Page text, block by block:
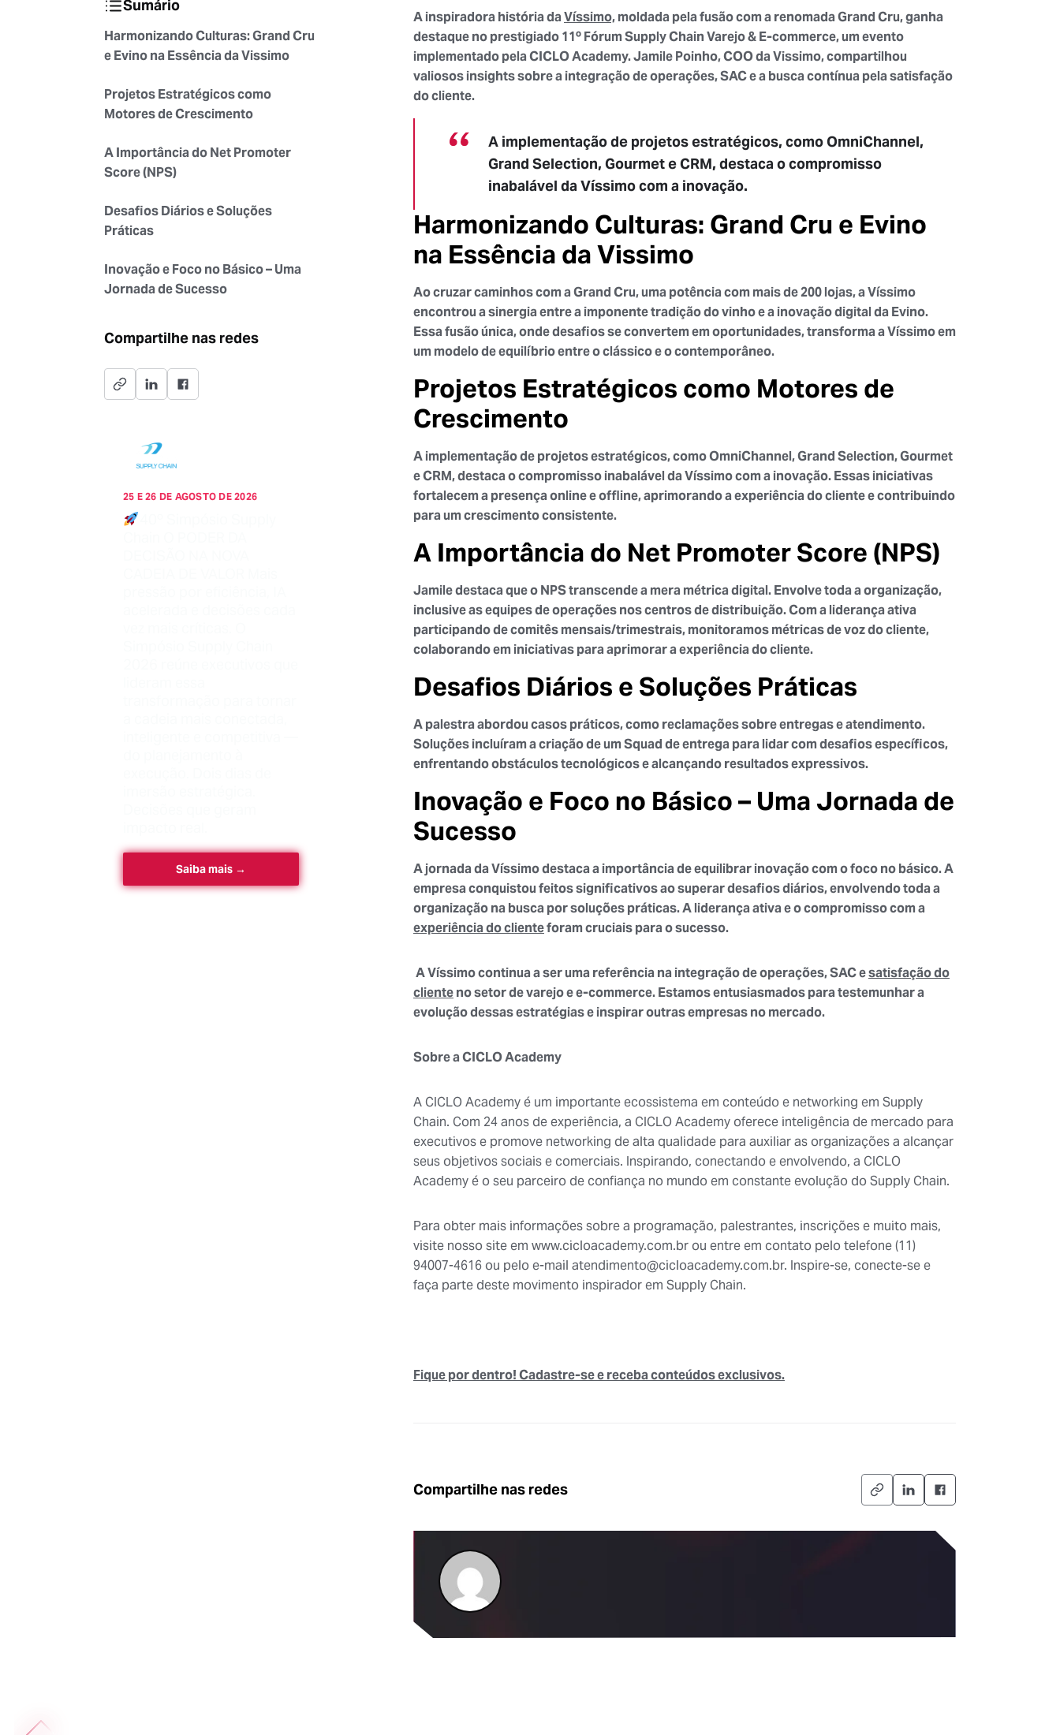
Sumário
Harmonizando Culturas: Grand Cru
e Evino na Essência da Vissimo
Projetos Estratégicos como
Motores de Crescimento
A Importância do Net Promoter
Score (NPS)
Desafios Diários e Soluções
Práticas
Inovação e Foco no Básico – Uma
Jornada de Sucesso
Compartilhe nas redes
25 E 26 DE AGOSTO DE 2026
Saiba mais →
A inspiradora história daVíssimo,moldada pela fusão com a renomada Grand Cru, ganha
destaque no prestigiado 11º Fórum Supply Chain Varejo & E-commerce, um evento
implementado pela CICLO Academy. Jamile Poinho, COO da Vissimo, compartilhou
valiosos insights sobre a integração de operações, SAC e a busca contínua pela satisfação
do cliente.
A implementação de projetos estratégicos, como OmniChannel,
Grand Selection, Gourmet e CRM, destaca o compromisso
inabalável da Víssimo com a inovação.
Harmonizando Culturas: Grand Cru e Evino
na Essência da Vissimo
Ao cruzar caminhos com a Grand Cru, uma potência com mais de 200 lojas, a Víssimo
encontrou a sinergia entre a imponente tradição do vinho e a inovação digital da Evino.
Essa fusão única, onde desafios se convertem em oportunidades, transforma a Víssimo em
um modelo de equilíbrio entre o clássico e o contemporâneo.
Projetos Estratégicos como Motores de
Crescimento
A implementação de projetos estratégicos, como OmniChannel, Grand Selection, Gourmet
e CRM, destaca o compromisso inabalável da Víssimo com a inovação. Essas iniciativas
fortalecem a presença online e offline, aprimorando a experiência do cliente e contribuindo
para um crescimento consistente.
A Importância do Net Promoter Score (NPS)
Jamile destaca que o NPS transcende a mera métrica digital. Envolve toda a organização,
inclusive as equipes de operações nos centros de distribuição. Com a liderança ativa
participando de comitês mensais/trimestrais, monitoramos métricas de voz do cliente,
colaborando em iniciativas para aprimorar a experiência do cliente.
Desafios Diários e Soluções Práticas
A palestra abordou casos práticos, como reclamações sobre entregas e atendimento.
Soluções incluíram a criação de um Squad de entrega para lidar com desafios específicos,
enfrentando obstáculos tecnológicos e alcançando resultados expressivos.
Inovação e Foco no Básico – Uma Jornada de
Sucesso
A jornada da Víssimo destaca a importância de equilibrar inovação com o foco no básico. A
empresa conquistou feitos significativos ao superar desafios diários, envolvendo toda a
organização na busca por soluções práticas. A liderança ativa e o compromisso com a
experiência do clienteforam cruciais para o sucesso.
A Víssimo continua a ser uma referência na integração de operações, SAC esatisfação do
clienteno setor de varejo e e-commerce. Estamos entusiasmados para testemunhar a
evolução dessas estratégias e inspirar outras empresas no mercado.
Sobre a CICLO Academy
A CICLO Academy é um importante ecossistema em conteúdo e networking em Supply
Chain. Com 24 anos de experiência, a CICLO Academy oferece inteligência de mercado para
executivos e promove networking de alta qualidade para auxiliar as organizações a alcançar
seus objetivos sociais e comerciais. Inspirando, conectando e envolvendo, a CICLO
Academy é o seu parceiro de confiança no mundo em constante evolução do Supply Chain.
Para obter mais informações sobre a programação, palestrantes, inscrições e muito mais,
visite nosso site em www.cicloacademy.com.br ou entre em contato pelo telefone (11)
94007-4616 ou pelo e-mail atendimento@cicloacademy.com.br. Inspire-se, conecte-se e
faça parte deste movimento inspirador em Supply Chain.
Fique por dentro! Cadastre-se e receba conteúdos exclusivos.
Compartilhe nas redes